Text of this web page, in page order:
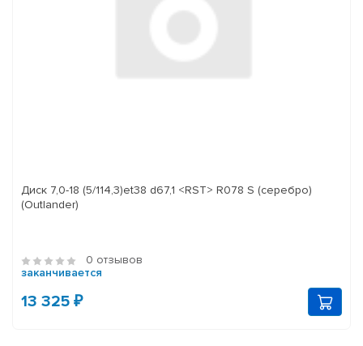
Диск 7,0-18 (5/114,3)et38 d67,1 <RST> R078 S (серебро)
(Outlander)
0 отзывов
заканчивается
13 325 ₽